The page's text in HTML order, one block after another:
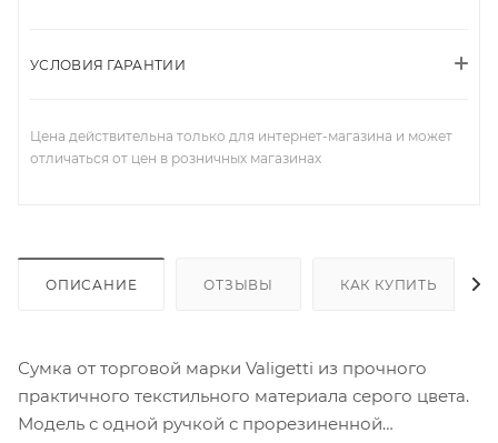
УСЛОВИЯ ГАРАНТИИ
Цена действительна только для интернет-магазина и может
отличаться от цен в розничных магазинах
ОПИСАНИЕ ОТЗЫВЫ КАК КУПИТЬ
Сумка от торговой марки Valigetti из прочного
практичного текстильного материала серого цвета.
Модель с одной ручкой с прорезиненной